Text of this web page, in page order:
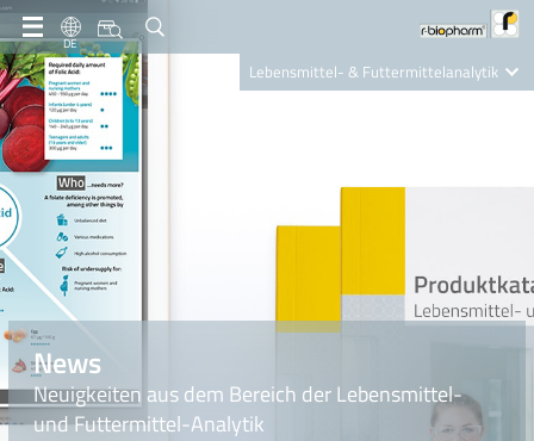
DE
Lebensmittel- & Futtermittelanalytik
Nutrition Care
News
Neuigkeiten aus dem Bereich der Lebensmittel-
und Futtermittel-Analytik